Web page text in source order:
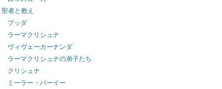
聖者と教え
ブッダ
ラーマクリシュナ
ヴィヴェーカーナンダ
ラーマクリシュナの弟子たち
クリシュナ
ミーラー・バーイー